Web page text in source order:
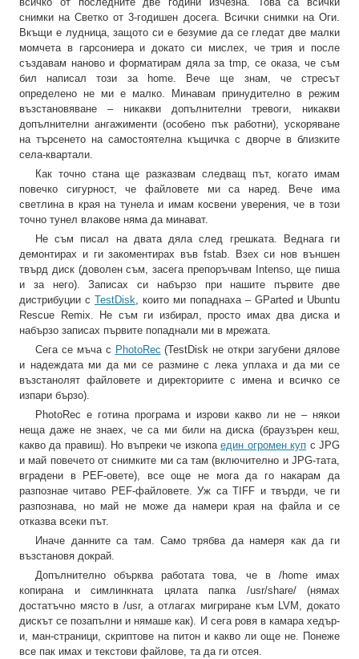
снимки на Светко от 3-годишен досега. Всички снимки на Оги.
Вкъщи е лудница, защото си е безумие да се гледат две малки
момчета в гарсониера и докато си мислех, че трия и после
създавам наново и форматирам дяла за tmp, се оказа, че съм
бил написал този за home. Вече ще знам, че стресът
определено не ми е малко. Минавам принудително в режим
възстановяване – никакви допълнителни тревоги, никакви
допълнителни ангажименти (особено пък работни), ускоряване
на търсенето на самостоятелна къщичка с дворче в близките
села-квартали.
Как точно стана ще разказвам следващ път, когато имам
повечко сигурност, че файловете ми са наред. Вече има
светлина в края на тунела и имам косвени уверения, че в този
точно тунел влакове няма да минават.
Не съм писал на двата дяла след грешката. Веднага ги
демонтирах и ги закоментирах във fstab. Взех си нов външен
твърд диск (доволен съм, засега препоръчвам Intenso, ще пиша
и за него). Записах си набързо при нашите първите две
дистрибуции с TestDisk, които ми попаднаха – GParted и Ubuntu
Rescue Remix. Не съм ги избирал, просто имах два диска и
набързо записах първите попаднали ми в мрежата.
Сега се мъча с PhotoRec (ТеstDisk не откри загубени дялове
и надеждата ми да ми се размине с лека уплаха и да ми се
възстанолят файловете и директориите с имена и всичко се
изпари бързо).
PhotoRec е готина програма и изрови какво ли не – някои
неща даже не знаех, че са ми били на диска (браузърен кеш,
какво да правиш). Но въпреки че изкопаедин огромен куп с JPG
и май повечето от снимките ми са там (включително и JPG-тата,
вградени в PEF-овете), все още не мога да го накарам да
разпознае читаво PEF-файловете. Уж са TIFF и твърди, че ги
разпознава, но май не може да намери края на файла и се
отказва всеки път.
Иначе данните са там. Само трябва да намеря как да ги
възстановя докрай.
Допълнително обърква работата това, че в /home имах
копирана и симлинкната цялата папка /usr/share/ (нямах
достатъчно място в /usr, а отлагах мигриране към LVM, докато
дискът се позапълни и нямаше как). И сега ровя в камара хедър-
и, ман-страници, скриптове на питон и какво ли още не. Понеже
все пак имах и текстови файлове, та да ги отсея.